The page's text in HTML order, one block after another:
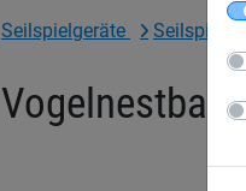
Seilspielgeräte